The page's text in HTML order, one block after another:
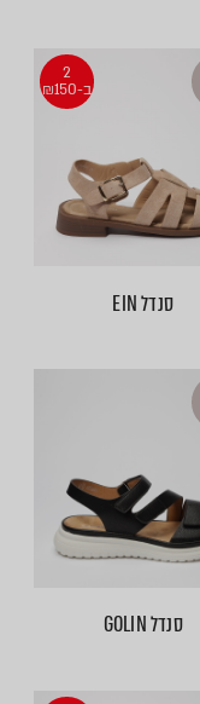
2
ב-₪150
סנדל EIN
סנדל GOLIN